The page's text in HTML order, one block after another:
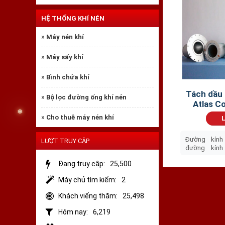
❆
HỆ THỐNG KHÍ NÉN
» Máy nén khí
» Máy sấy khí
» Bình chứa khí
» Bộ lọc đường ống khí nén
» Cho thuê máy nén khí
LƯỢT TRUY CẬP
Đang truy cập:
25,500
Máy chủ tìm kiếm:
2
Khách viếng thăm:
25,498
Hôm nay:
6,219
Fusheng
Fusheng SA-
Fusheng SA-
Fusheng SA-
Fusheng SA-
Fusheng SA-
Tách dầu
Atlas
Đường kính
đường kính